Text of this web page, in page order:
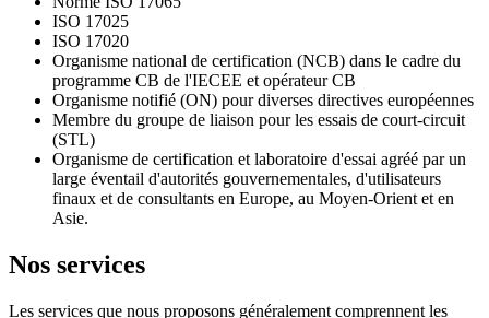
ISO 17025
ISO 17020
Organisme national de certification (NCB) dans le cadre du
programme CB de l'IECEE et opérateur CB
Organisme notifié (ON) pour diverses directives européennes
Membre du groupe de liaison pour les essais de court-circuit
(STL)
Organisme de certification et laboratoire d'essai agréé par un
large éventail d'autorités gouvernementales, d'utilisateurs
finaux et de consultants en Europe, au Moyen-Orient et en
Asie.
Nos services
Les services que nous proposons généralement comprennent les